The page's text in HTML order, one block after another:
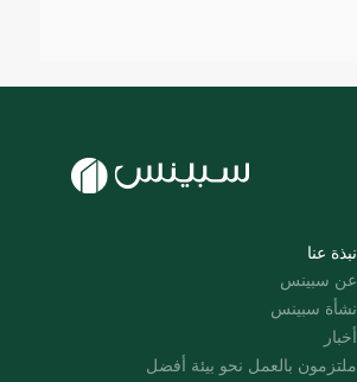
نبذة عنا
عن سبينس
نشأة سبينس
أخبار
ملتزمون بالعمل نحو بيئة أفضل